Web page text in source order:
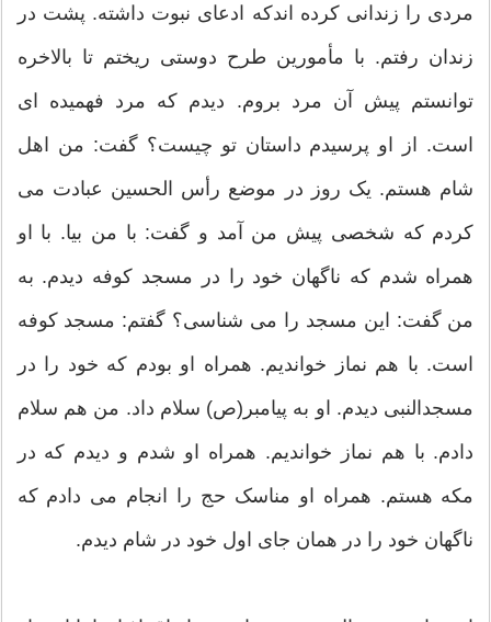
مردی را زندانی کرده اندکه ادعای نبوت داشته. پشت در
زندان رفتم. با مأمورین طرح دوستی ریختم تا بالاخره
توانستم پیش آن مرد بروم. دیدم که مرد فهمیده ای
است. از او پرسیدم داستان تو چیست؟ گفت: من اهل
شام هستم. یک روز در موضع رأس الحسین عبادت می
کردم که شخصی پیش من آمد و گفت: با من بیا. با او
همراه شدم که ناگهان خود را در مسجد کوفه دیدم. به
من گفت: این مسجد را می شناسی؟ گفتم: مسجد کوفه
است. با هم نماز خواندیم. همراه او بودم که خود را در
مسجدالنبی دیدم. او به پیامبر(ص) سلام داد. من هم سلام
دادم. با هم نماز خواندیم. همراه او شدم و دیدم که در
مکه هستم. همراه او مناسک حج را انجام می دادم که
ناگهان خود را در همان جای اول خود در شام دیدم.